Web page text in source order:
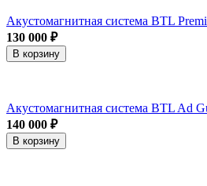
Акустомагнитная система BTL
130 000 ₽
В корзину
Акустомагнитная система BTL Ad
140 000 ₽
В корзину